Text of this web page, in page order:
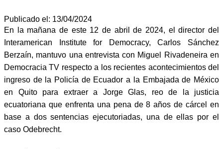
Publicado el: 13/04/2024
En la mañana de este 12 de abril de 2024, el director del
Interamerican Institute for Democracy, Carlos Sánchez
Berzaín, mantuvo una entrevista con Miguel Rivadeneira en
Democracia TV respecto a los recientes acontecimientos del
ingreso de la Policía de Ecuador a la Embajada de México
en Quito para extraer a Jorge Glas, reo de la justicia
ecuatoriana que enfrenta una pena de 8 años de cárcel en
base a dos sentencias ejecutoriadas, una de ellas por el
caso Odebrecht.